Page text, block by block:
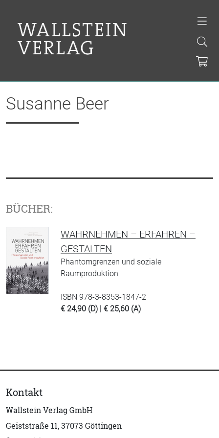
Susanne Beer
BÜCHER:
WAHRNEHMEN – ERFAHREN –
GESTALTEN
Phantomgrenzen und soziale
Raumproduktion
ISBN 978-3-8353-1847-2
€ 24,90 (D) | € 25,60 (A)
Kontakt
Wallstein Verlag GmbH
Geiststraße 11, 37073 Göttingen